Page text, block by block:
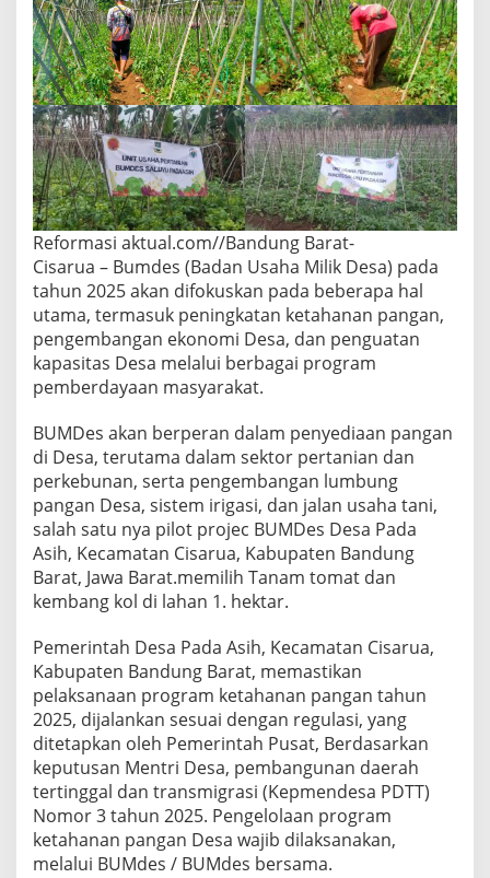
Reformasi aktual.com//Bandung Barat-
Cisarua – Bumdes (Badan Usaha Milik Desa) pada
tahun 2025 akan difokuskan pada beberapa hal
utama, termasuk peningkatan ketahanan pangan,
pengembangan ekonomi Desa, dan penguatan
kapasitas Desa melalui berbagai program
pemberdayaan masyarakat.
BUMDes akan berperan dalam penyediaan pangan
di Desa, terutama dalam sektor pertanian dan
perkebunan, serta pengembangan lumbung
pangan Desa, sistem irigasi, dan jalan usaha tani,
salah satu nya pilot projec BUMDes Desa Pada
Asih, Kecamatan Cisarua, Kabupaten Bandung
Barat, Jawa Barat.memilih Tanam tomat dan
kembang kol di lahan 1. hektar.
Pemerintah Desa Pada Asih, Kecamatan Cisarua,
Kabupaten Bandung Barat, memastikan
pelaksanaan program ketahanan pangan tahun
2025, dijalankan sesuai dengan regulasi, yang
ditetapkan oleh Pemerintah Pusat, Berdasarkan
keputusan Mentri Desa, pembangunan daerah
tertinggal dan transmigrasi (Kepmendesa PDTT)
Nomor 3 tahun 2025. Pengelolaan program
ketahanan pangan Desa wajib dilaksanakan,
melalui BUMdes / BUMdes bersama.